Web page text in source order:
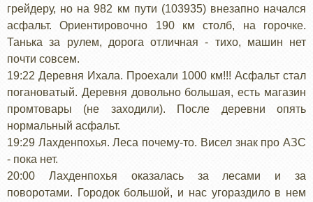
грейдеру, но на 982 км пути (103935) внезапно начался
асфальт. Ориентировочно 190 км столб, на горочке.
Танька за рулем, дорога отличная - тихо, машин нет
почти совсем.
19:22 Деревня Ихала. Проехали 1000 км!!! Асфальт стал
погановатый. Деревня довольно большая, есть магазин
промтовары (не заходили). После деревни опять
нормальный асфальт.
19:29 Лахденпохья. Леса почему-то. Висел знак про АЗС
- пока нет.
20:00 Лахденпохья оказалась за лесами и за
поворотами. Городок большой, и нас угораздило в нем